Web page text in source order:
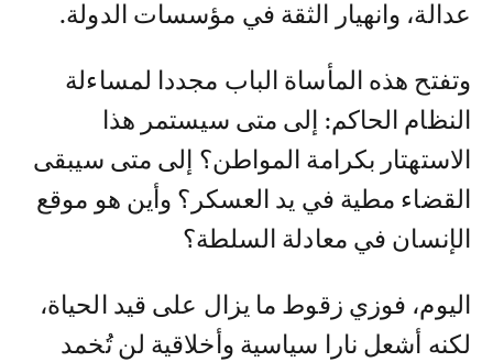
عدالة، وانهيار الثقة في مؤسسات الدولة.
وتفتح هذه المأساة الباب مجددا لمساءلة
النظام الحاكم: إلى متى سيستمر هذا
الاستهتار بكرامة المواطن؟ إلى متى سيبقى
القضاء مطية في يد العسكر؟ وأين هو موقع
الإنسان في معادلة السلطة؟
اليوم، فوزي زقوط ما يزال على قيد الحياة،
لكنه أشعل نارا سياسية وأخلاقية لن تُخمد